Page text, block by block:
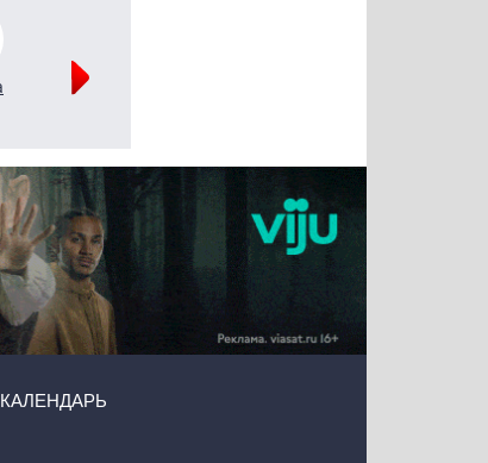
КАЛЕНДАРЬ